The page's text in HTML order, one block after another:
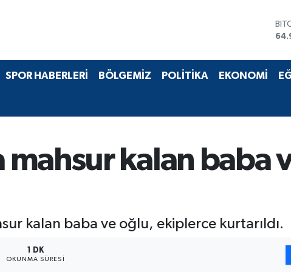
SPOR HABERLERİ BÖLGEMİZ POLİTİKA EKONOMİ
mahsur kalan baba
kalan baba ve oğlu, ekiplerce kurtarıldı.
1 DK
OKUNMA SÜRESI